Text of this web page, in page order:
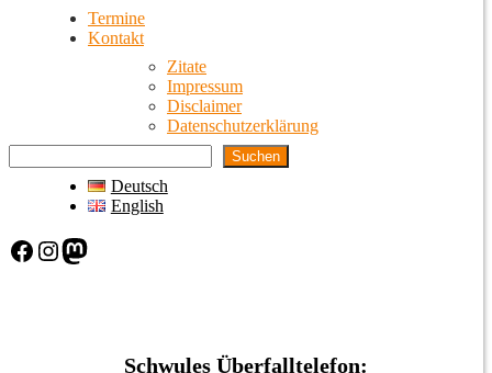
Termine
Kontakt
Zitate
Impressum
Disclaimer
Datenschutzerklärung
Suchen
Deutsch
English
Facebook Instagram Mastodon
Schwules Überfalltelefon: